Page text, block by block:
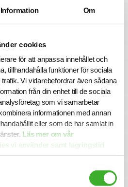
Information Om
cookies
för att anpassa innehållet och
tillhandahålla funktioner för sociala
Vi vidarebefordrar även sådana
från din enhet till de sociala
som vi samarbetar
informationen med annan
eller som de har samlat in
Läs mer om vår
vi använder samt lagringstid
Emelie Jorland på 072-066 02 98.
del av SJR, ett av Sveriges
bolag inom rekrytering och
framtidens ledare och
– människor som på riktigt gör
Vår vision är att genomföra
och människor att växa och
AB (publ) noterat på First